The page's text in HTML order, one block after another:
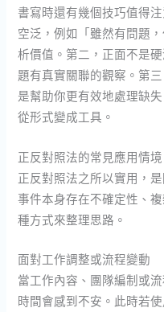
書寫時還有幾個技巧值得
空泛，例如「雖然有問題
析價值。第二，正面不是
題有真實關聯的觀察。第
是幫助你更有效地處理缺
從形式變成工具。
正反對照法的常見應用情境
正反對照法之所以實用，
事件本身存在不確定性、
種方式來整理思路。
面對工作調整或流程變動
當工作內容、團隊編制或
時間會感到不安。此時若